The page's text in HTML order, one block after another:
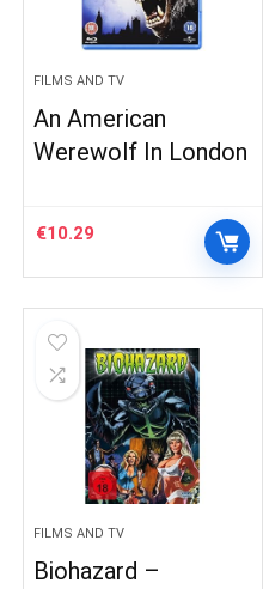
FILMS AND TV
An American
Werewolf In London
€10.29
FILMS AND TV
Biohazard –